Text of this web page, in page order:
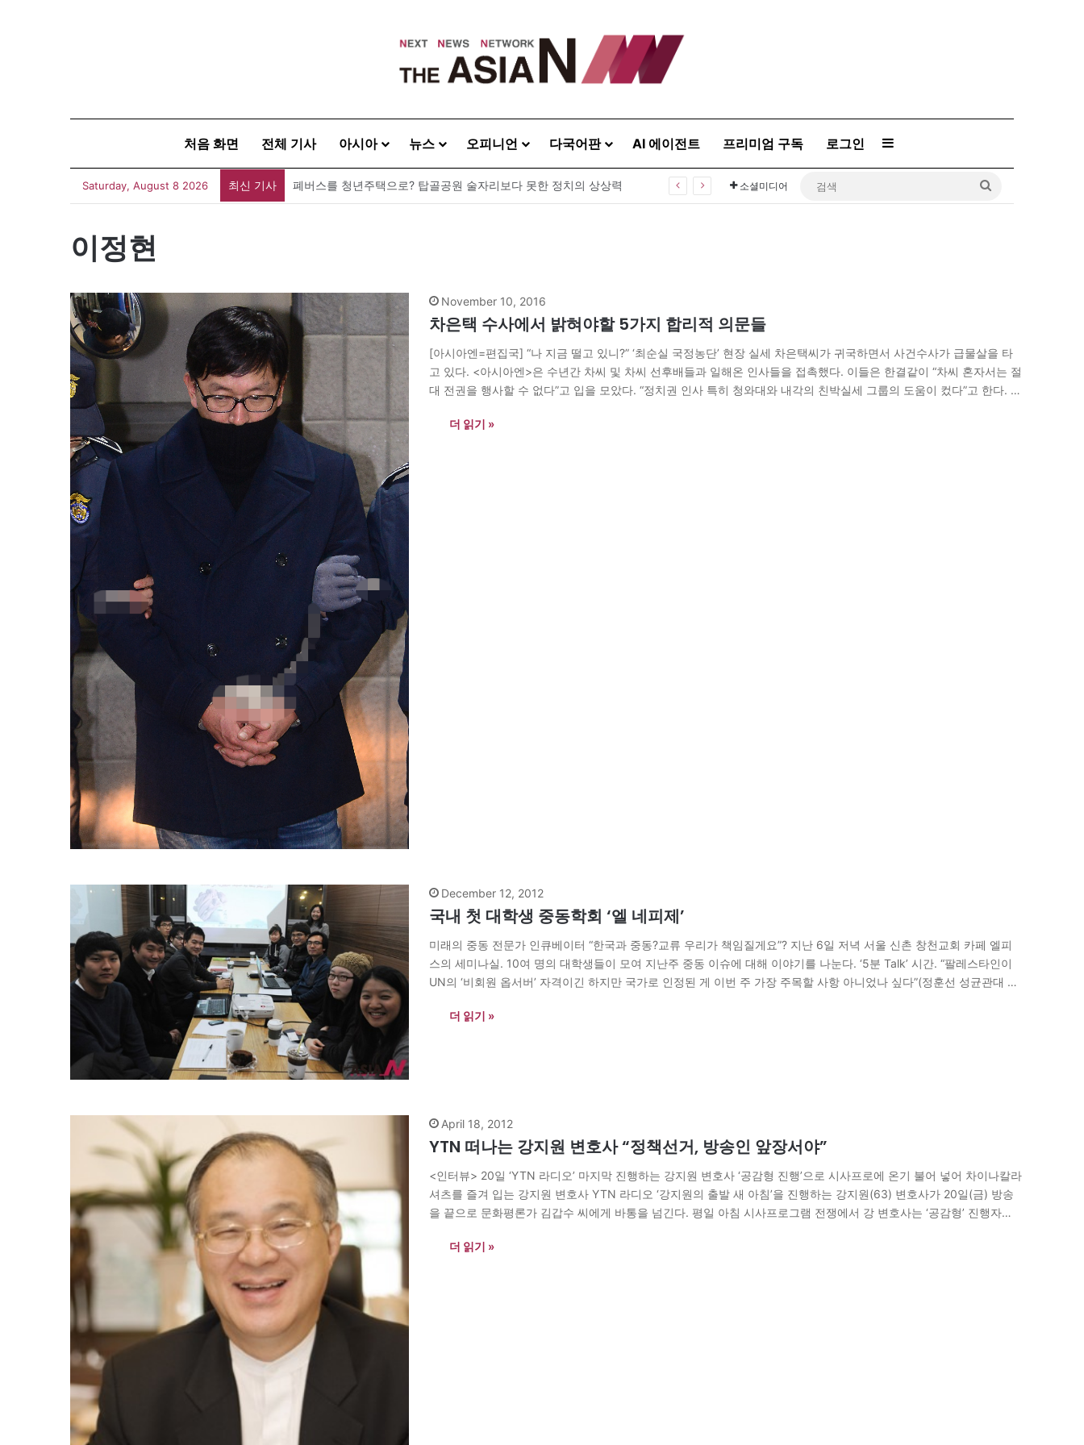
처음 화면 전체 기사 아시아 뉴스 오피니언 다국어판 AI 에이전트 프리미엄 구독 로그인 Sidebar
Saturday, August 8 2026 최신 기사 폐버스를 청년주택으로? 탑골공원 술자리보다 못한 정치의 상상력 소셜미디어
이정현
November 10, 2016
차은택 수사에서 밝혀야할 5가지 합리적 의문들
[아시아엔=편집국] “나 지금 떨고 있니?” ‘최순실 국정농단’ 현장 실세 차은택씨가 귀국하면서 사건수사가 급물살을 타
고 있다. <아시아엔>은 수년간 차씨 및 차씨 선후배들과 일해온 인사들을 접촉했다. 이들은 한결같이 “차씨 혼자서는 절
대 전권을 행사할 수 없다”고 입을 모았다. “정치권 인사 특히 청와대와 내각의 친박실세 그룹의 도움이 컸다”고 한다. <
더 읽기 »
December 12, 2012
국내 첫 대학생 중동학회 ‘엘 네피제’
미래의 중동 전문가 인큐베이터 “한국과 중동?교류 우리가 책임질게요”? 지난 6일 저녁 서울 신촌 창천교회 카페 엘피
스의 세미나실. 10여 명의 대학생들이 모여 지난주 중동 이슈에 대해 이야기를 나눈다. ‘5분 Talk’ 시간. “팔레스타인이
UN의 ‘비회원 옵서버’ 자격이긴 하지만 국가로 인정된 게 이번 주 가장 주목할 사항 아니었나 싶다”(정훈선 성균관대 사
더 읽기 »
April 18, 2012
YTN 떠나는 강지원 변호사 “정책선거, 방송인 앞장서야”
<인터뷰> 20일 ‘YTN 라디오’ 마지막 진행하는 강지원 변호사 ‘공감형 진행’으로 시사프로에 온기 불어 넣어 차이나칼라
셔츠를 즐겨 입는 강지원 변호사 YTN 라디오 ‘강지원의 출발 새 아침’을 진행하는 강지원(63) 변호사가 20일(금) 방송
을 끝으로 문화평론가 김갑수 씨에게 바통을 넘긴다. 평일 아침 시사프로그램 전쟁에서 강 변호사는 ‘공감형’ 진행자로
더 읽기 »